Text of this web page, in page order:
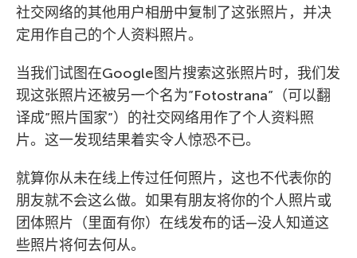
社交网络的其他用户相册中复制了这张照片，并决
定用作自己的个人资料照片。
当我们试图在Google图片搜索这张照片时，我们发
现这张照片还被另一个名为”Fotostrana”（可以翻
译成”照片国家”）的社交网络用作了个人资料照
片。这一发现结果着实令人惊恐不已。
就算你从未在线上传过任何照片，这也不代表你的
朋友就不会这么做。如果有朋友将你的个人照片或
团体照片（里面有你）在线发布的话—没人知道这
些照片将何去何从。